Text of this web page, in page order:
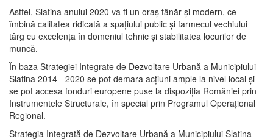
Astfel, Slatina anului 2020 va fi un oraş tânăr şi modern, ce
îmbină calitatea ridicată a spaţiului public şi farmecul vechiului
târg cu excelenţa în domeniul tehnic şi stabilitatea locurilor de
muncă.
În baza Strategiei Integrate de Dezvoltare Urbană a Municipiului
Slatina 2014 - 2020 se pot demara acţiuni ample la nivel local şi
se pot accesa fonduri europene puse la dispoziţia României prin
Instrumentele Structurale, în special prin Programul Operațional
Regional.
Strategia Integrată de Dezvoltare Urbană a Municipiului Slatina